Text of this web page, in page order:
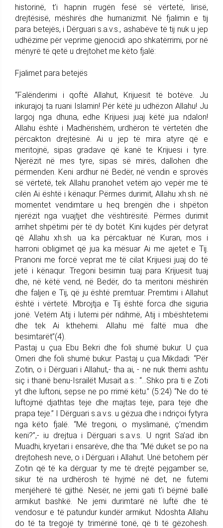
historinë, t’i hapnin rrugën fesë së vërtetë, lirisë,
drejtësisë, mëshirës dhe humanizmit. Në fjalimin e tij
para betejës, i Dërguari s.a.v.s., ashabëve të tij nuk u jep
udhëzime për veprime gjenocidi apo shkatërrimi, por në
mënyrë të qetë u drejtohet me këto fjalë:
Fjalimet para betejës
“Falënderimi i qoftë Allahut, Krijuesit të botëve. Ju
inkurajoj ta ruani Islamin! Për këtë ju udhëzon Allahu! Ju
largoj nga dhuna, edhe Krijuesi juaj këtë jua ndalon!
Allahu është i Madhërishëm, urdhëron të vërtetën dhe
përcakton drejtësinë. Ai u jep të mira atyre që e
meritojnë, sipas gradave që kanë te Krijuesi i tyre.
Njerëzit në mes tyre, sipas së mirës, dallohen dhe
përmenden. Keni ardhur në Bedër, në vendin e sprovës
së vërtetë, tek Allahu pranohet vetëm ajo vepër me të
cilën Ai është i kënaqur. Përmes durimit, Allahu xh.sh. në
momentet vendimtare u heq brengën dhe i shpëton
njerëzit nga vuajtjet dhe vështirësitë. Përmes durimit
arrihet shpëtimi për të dy botët. Kini kujdes për detyrat
që Allahu xh.sh. ua ka përcaktuar në Kuran, mos i
harroni obligimet që jua ka mësuar Ai me ajetet e Tij.
Pranoni me forcë veprat me të cilat Krijuesi juaj do të
jetë i kënaqur. Tregoni besimin tuaj para Krijuesit tuaj
dhe, në këtë vend, në Bedër, do ta meritoni mëshirën
dhe faljen e Tij, që ju është premtuar. Premtimi i Allahut
është i vërtetë. Mbrojtja e Tij është forca dhe siguria
jonë. Vetëm Atij i lutemi për ndihmë, Atij i mbështetemi
dhe tek Ai kthehemi. Allahu më faltë mua dhe
besimtarët”(4).
Pastaj u çua Ebu Bekri dhe foli shumë bukur. U çua
Omeri dhe foli shumë bukur. Pastaj u çua Mikdadi: “Për
Zotin, o i Dërguari i Allahut,- tha ai, - ne nuk themi ashtu
siç i thanë benu-Israilët Musait a.s.: “…Shko pra ti e Zoti
yt dhe luftoni, sepse ne po rrimë këtu.” (5:24) “Ne do të
luftojmë djathtas teje dhe majtas teje, para teje dhe
prapa teje.” I Dërguari s.a.v.s. u gëzua dhe i ndriçoi fytyra
nga këto fjalë. “Më tregoni, o myslimanë, ç’mendim
keni?”,- iu drejtua i Dërguari s.a.v.s. U ngrit Sa’ad ibn
Muadhi, kryetari i ensarëve, dhe tha: “Më duket se po na
drejtohesh neve, o i Dërguari i Allahut. Unë betohem për
Zotin që të ka dërguar ty me të drejtë pejgamber se,
sikur të na urdhërosh të hyjmë në det, ne futemi
menjëherë të gjithë. Nesër, ne jemi gati t’i bëjmë ballë
armikut bashkë. Ne jemi durimtarë në luftë dhe të
vendosur e të patundur kundër armikut. Ndoshta Allahu
do të ta tregojë ty trimërinë tonë, që ti të gëzohesh.